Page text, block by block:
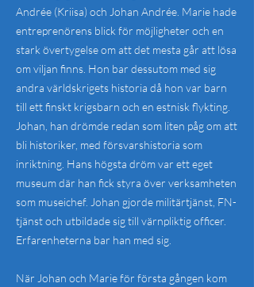
Andrée (Kriisa) och Johan Andrée. Marie hade
entreprenörens blick för möjligheter och en
stark övertygelse om att det mesta går att lösa
om viljan finns. Hon bar dessutom med sig
andra världskrigets historia då hon var barn
till ett finskt krigsbarn och en estnisk flykting.
Johan, han drömde redan som liten påg om att
bli historiker, med försvarshistoria som
inriktning. Hans högsta dröm var ett eget
museum där han fick styra över verksamheten
som museichef. Johan gjorde militärtjänst, FN-
tjänst och utbildade sig till värnpliktig officer.
Erfarenheterna bar han med sig.
När Johan och Marie för första gången kom